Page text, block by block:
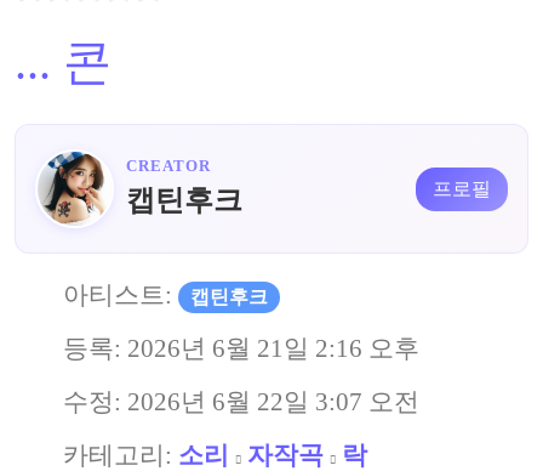
... 콘
CREATOR
캡틴후크 프로필
아티스트: 캡틴후크
등록: 2026년 6월 21일 2:16 오후
수정: 2026년 6월 22일 3:07 오전
카테고리: 소리 자작곡 락